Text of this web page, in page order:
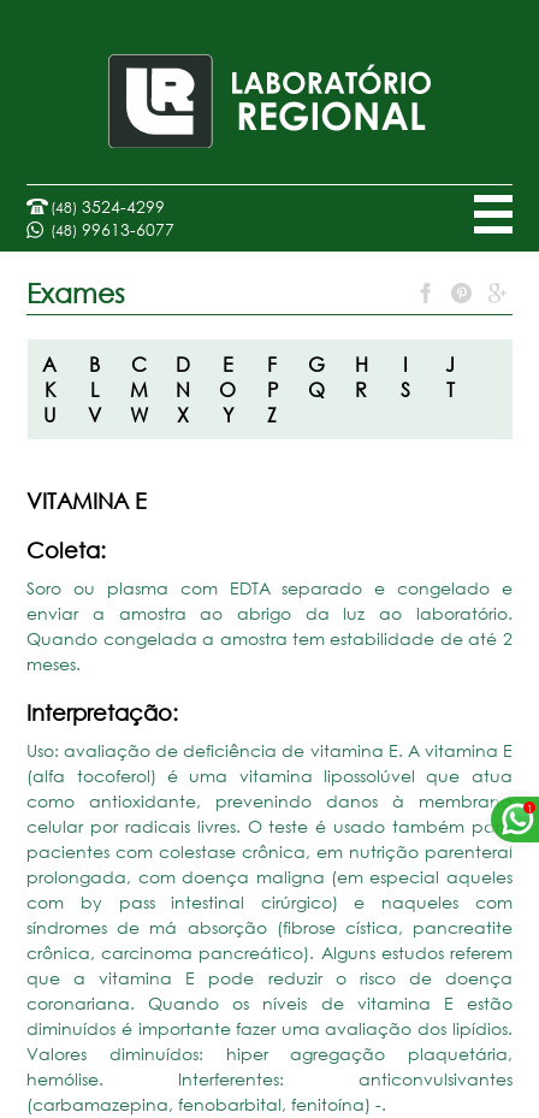
(48) 3524-4299
(48) 99613-6077
Exames
A B C D E F G H I
J
K
L M N O P Q R S
T
U
V W X Y Z
VITAMINA E
Coleta:
Soro ou plasma com EDTA separado e congelado e
enviar a amostra ao abrigo da luz ao laboratório.
Quando congelada a amostra tem estabilidade de até 2
meses.
Interpretação:
Uso: avaliação de deficiência de vitamina E. A vitamina E
(alfa tocoferol) é uma vitamina lipossolúvel que atua
como antioxidante, prevenindo danos à membrana
celular por radicais livres. O teste é usado também para
pacientes com colestase crônica, em nutrição parenteral
prolongada, com doença maligna (em especial aqueles
com by pass intestinal cirúrgico) e naqueles com
síndromes de má absorção (fibrose cística, pancreatite
crônica, carcinoma pancreático). Alguns estudos referem
que a vitamina E pode reduzir o risco de doença
coronariana. Quando os níveis de vitamina E estão
diminuídos é importante fazer uma avaliação dos lipídios.
Valores diminuídos: hiper agregação plaquetária,
hemólise. Interferentes: anticonvulsivantes
(carbamazepina, fenobarbital, fenitoína) -.